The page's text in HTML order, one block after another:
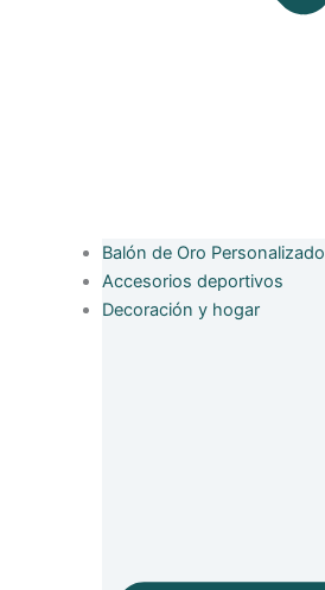
Balón de Oro Personalizado
Accesorios deportivos
Decoración y hogar